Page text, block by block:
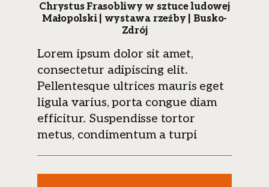
Chrystus Frasobliwy w sztuce ludowej
Małopolski | wystawa rzeźby | Busko-
Zdrój
Lorem ipsum dolor sit amet,
consectetur adipiscing elit.
Pellentesque ultrices mauris eget
ligula varius, porta congue diam
efficitur. Suspendisse tortor
metus, condimentum a turpi